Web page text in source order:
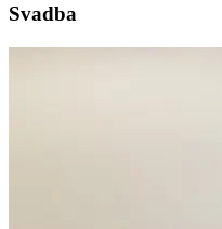
Svadba